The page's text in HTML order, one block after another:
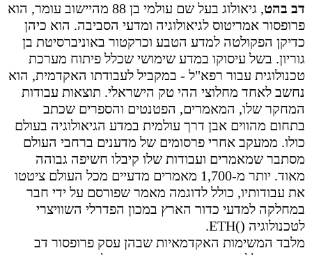
דב בהט
, גיאולוג בעל שם עולמי בן 88 מהיישוב עומר, הוא
פרופסור אמריטוס לגיאולוגיה ומדעי הסביבה. הוא כיהן
כדיקן הפקולטה למדע הטבע וכרקטור באוניברסיטת בן
גוריון. בשל עיסוקו במדע שימושי שכלל פיתוח מערכת
טכנולוגית עבור רפא"ל - במקביל לעבודתו האקדמית, הוא
נחשב לאחד מחלוצי ההי טק הישראלי. תוצאות עבודות
המחקר שלו, המאמרים, הפטנטים והספרים שכתב
בתחום מהווים אבן דרך עולמית במדע הגיאולוגיה בעולם
כולו. ממעקב אחרי פרסומים של מדענים ברחבי העולם
מסתבר שמאמרים ועבודות שלו קיבלו חשיפה גבוהה
מאוד. יותר מ-1,700 מאמרים מדעיים מכל העולם ציטטו
את עבודותיו, כולל לדוגמה מאמר שפורסם על ידי חבר
במחלקה למדעי כדור הארץ במכון הפדרלי השוויצרי
לטכנולוגיה (ETH(
.
מלבד המשימות האקדמאיות שבהן עסק פרופסור דב